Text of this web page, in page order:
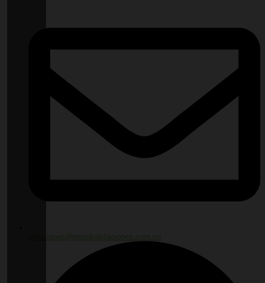
soluciones@mundodotaciones.com.co